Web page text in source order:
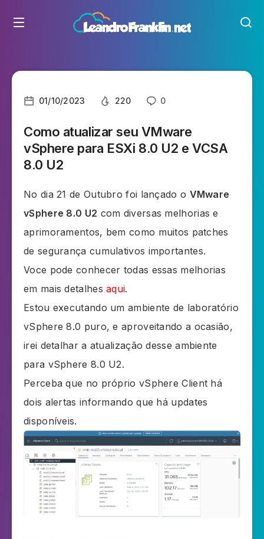
01/10/2023 220 0
Como atualizar seu VMware
vSphere para ESXi 8.0 U2 e VCSA
8.0 U2
No dia 21 de Outubro foi lançado o VMware
vSphere 8.0 U2 com diversas melhorias e
aprimoramentos, bem como muitos patches
de segurança cumulativos importantes.
Voce pode conhecer todas essas melhorias
em mais detalhesaqui.
Estou executando um ambiente de laboratório
vSphere 8.0 puro, e aproveitando a ocasião,
irei detalhar a atualização desse ambiente
para vSphere 8.0 U2.
Perceba que no próprio vSphere Client há
dois alertas informando que há updates
disponíveis.